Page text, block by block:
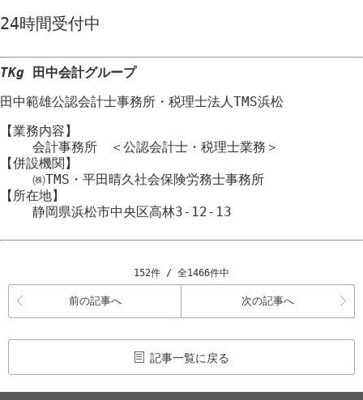
24時間受付中
TKg 田中会計グループ
田中範雄公認会計士事務所 ・ 税理士法人TMS浜松
【業務内容】
会計事務所 ＜公認会計士・税理士業務＞
【併設機関】
㈱TMS・平田晴久社会保険労務士事務所
【所在地】
静岡県浜松市中央区高林3-12-13
152件 / 全1466件中
前の記事へ 次の記事へ
記事一覧に戻る